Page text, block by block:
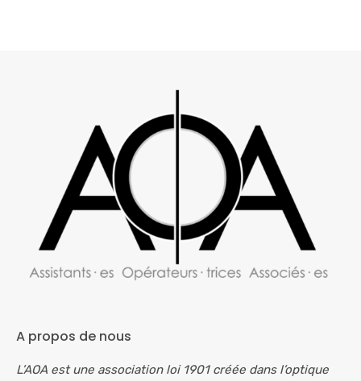
A propos de nous
L’AOA est une association loi 1901 créée dans l’optique